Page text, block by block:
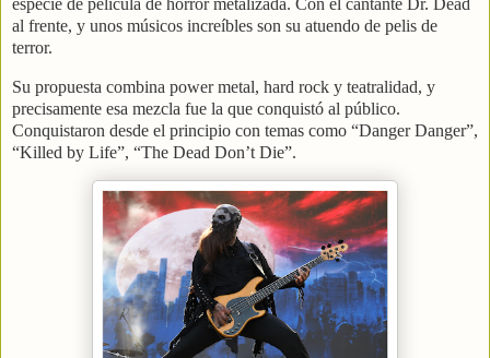
al frente, y unos músicos increíbles son su atuendo de pelis de
terror.
Su propuesta combina power metal, hard rock y teatralidad, y
precisamente esa mezcla fue la que conquistó al público.
Conquistaron desde el principio con temas como “Danger Danger”,
“Killed by Life”, “The Dead Don’t Die”.